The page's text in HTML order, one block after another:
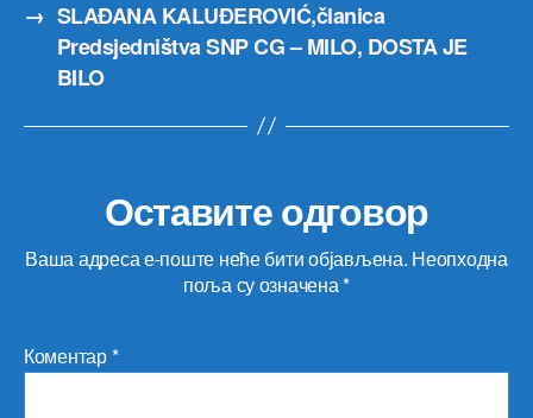
→ SLAĐANA KALUĐEROVIĆ,članica
Predsjedništva SNP CG – MILO, DOSTA JE
BILO
Оставите одговор
Ваша адреса е-поште неће бити објављена. Неопходна
поља су означена*
Коментар*